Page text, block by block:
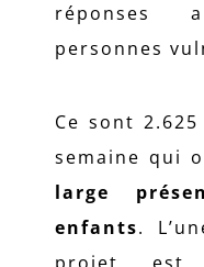
réponses
personnes
Ce sont
semaine qui
large
enfants.